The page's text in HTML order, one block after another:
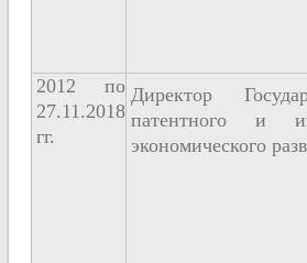
2012 по
27.11.2018
гг.
Директор
патентного и
экономического